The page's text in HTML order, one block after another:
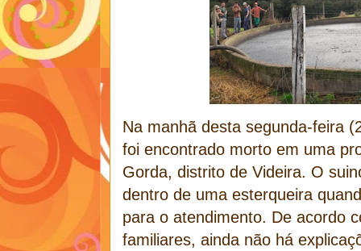
Na manhã desta segunda-feira
foi encontrado morto em uma
Gorda, distrito de Videira. O
dentro de uma esterqueira
para o atendimento. De acordo
familiares, ainda não há